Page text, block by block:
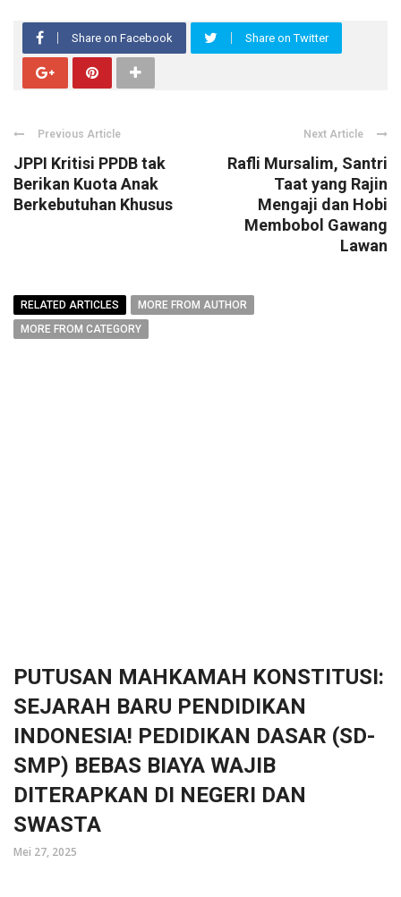
Share on Facebook Share on Twitter
Previous Article
JPPI Kritisi PPDB tak
Berikan Kuota Anak
Berkebutuhan Khusus
Next Article
Rafli Mursalim, Santri
Taat yang Rajin
Mengaji dan Hobi
Membobol Gawang
Lawan
RELATED ARTICLES
MORE FROM AUTHOR
MORE FROM CATEGORY
PUTUSAN MAHKAMAH KONSTITUSI:
SEJARAH BARU PENDIDIKAN
INDONESIA! PEDIDIKAN DASAR (SD-
SMP) BEBAS BIAYA WAJIB
DITERAPKAN DI NEGERI DAN
SWASTA
Mei 27, 2025